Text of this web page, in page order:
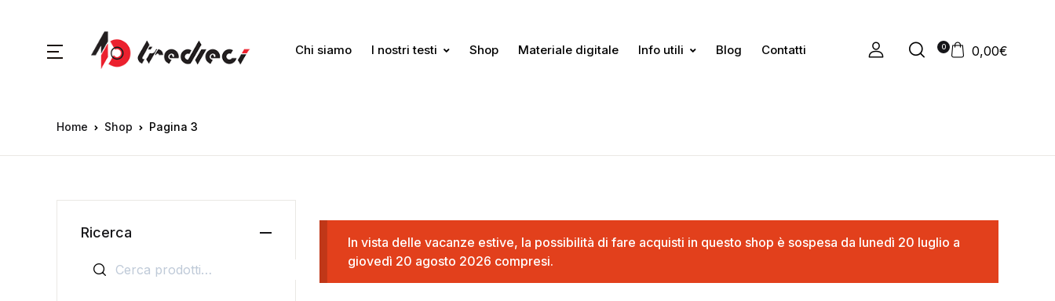
Chi siamo I nostri testi Shop Materiale digitale Info utili Blog Contatti 0 0,00€
Home Shop Pagina 3
In vista delle vacanze estive, la possibilità di fare acquisti in questo shop è sospesa da lunedì 20 luglio a
giovedì 20 agosto 2026 compresi.
Ricerca
Cerca: